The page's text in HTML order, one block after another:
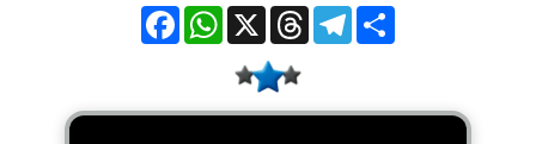
FacebookWhatsApp
X ThreadsTelegram